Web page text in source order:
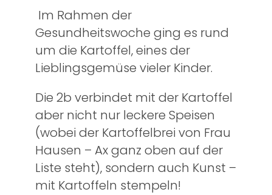
Im Rahmen der
Gesundheitswoche ging es rund
um die Kartoffel, eines der
Lieblingsgemüse vieler Kinder.
Die 2b verbindet mit der Kartoffel
aber nicht nur leckere Speisen
(wobei der Kartoffelbrei von Frau
Hausen – Ax ganz oben auf der
Liste steht), sondern auch Kunst –
mit Kartoffeln stempeln!